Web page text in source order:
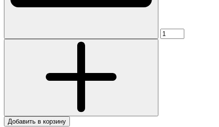
Добавить в корзину